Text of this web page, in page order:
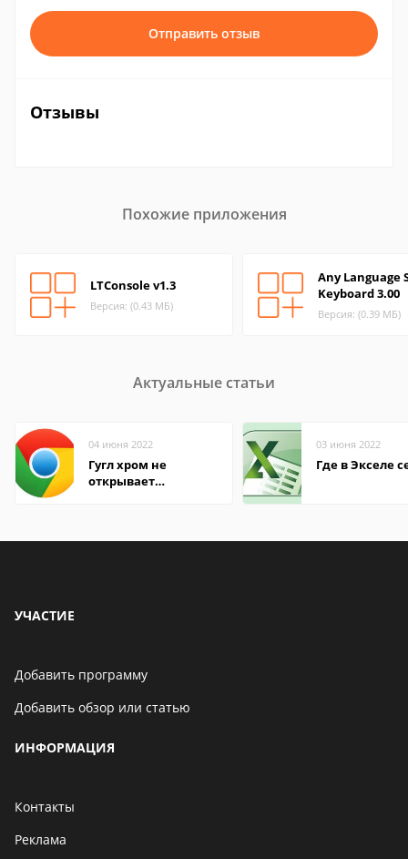
Отправить отзыв
Отзывы
Похожие приложения
LTConsole v1.3
Версия: (0.43 МБ)
Any Language
Keyboard 3.00
Версия: (0.39 МБ)
Актуальные статьи
04 июня 2022
Гугл хром не
открывает
03 июня 2022
Где в Экселе
УЧАСТИЕ
Добавить программу
Добавить обзор или статью
ИНФОРМАЦИЯ
Контакты
Реклама